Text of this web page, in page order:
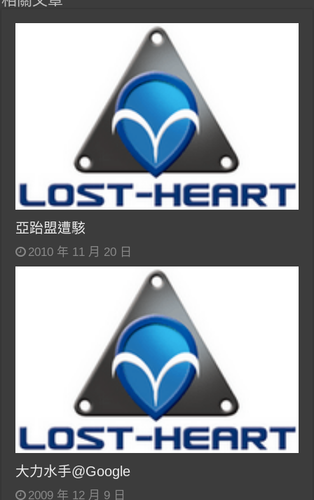
亞跆盟遭駭
2010 年 11 月 20 日
大力水手@Google
2009 年 12 月 9 日